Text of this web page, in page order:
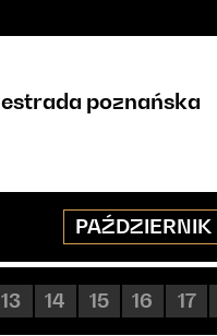
estrada poznańska
PAŹDZIERNIK
13 14 15 16 17